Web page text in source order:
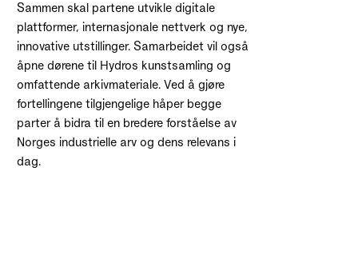
Sammen skal partene utvikle digitale
plattformer, internasjonale nettverk og nye,
innovative utstillinger. Samarbeidet vil også
åpne dørene til Hydros kunstsamling og
omfattende arkivmateriale. Ved å gjøre
fortellingene tilgjengelige håper begge
parter å bidra til en bredere forståelse av
Norges industrielle arv og dens relevans i
dag.